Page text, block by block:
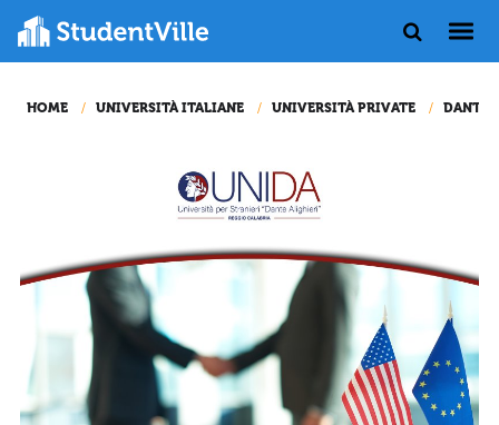
HOME UNIVERSITÀ ITALIANE UNIVERSITÀ PRIVATE DANTE